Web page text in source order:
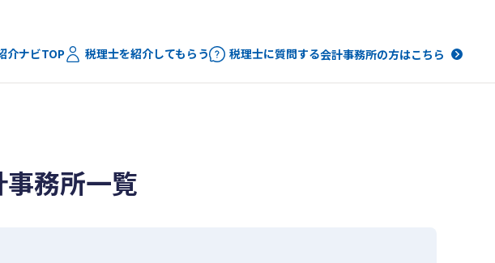
介ナビTOP 税理士を紹介してもらう 税理士に質問する会計事務所の方はこちら
務所一覧